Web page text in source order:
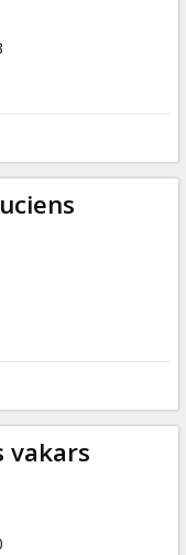
vakars